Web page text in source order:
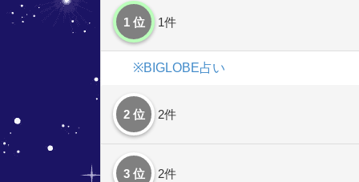
1 位 1件
※BIGLOBE占い
2 位 2件
3 位 2件